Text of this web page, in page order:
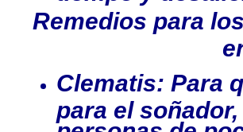
Remedios para
Clematis: Para
para el
personas de